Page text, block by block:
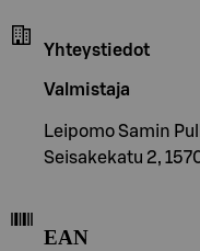
Yhteystiedot
Valmistaja
Leipomo Samin
Seisakekatu 2,
EAN